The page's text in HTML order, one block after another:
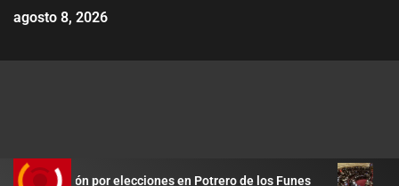
agosto 8, 2026
elecciones en Potrero de los Funes Duro revés para